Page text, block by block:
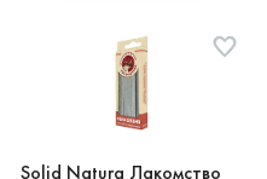
Solid Natura Лакомство